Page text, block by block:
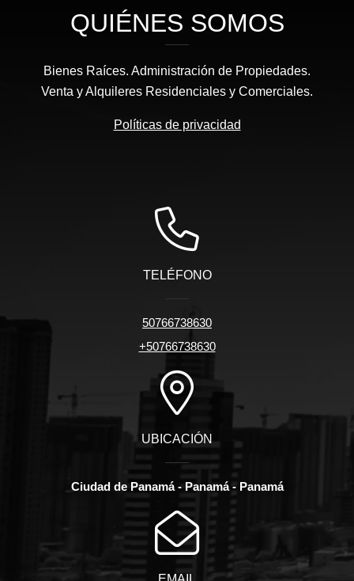
QUIÉNES SOMOS
Bienes Raíces. Administración de Propiedades.
Venta y Alquileres Residenciales y Comerciales.
Políticas de privacidad
TELÉFONO
50766738630
+50766738630
UBICACIÓN
Ciudad de Panamá - Panamá - Panamá